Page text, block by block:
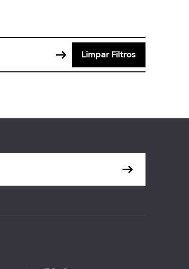
Limpar Filtros